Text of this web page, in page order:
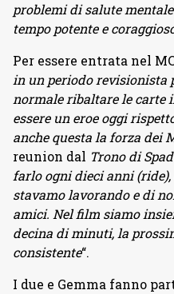
problemi di salute
tempo potente e
Per essere entrata nel
in un periodo revisionista
normale ribaltare le carte
essere un eroe oggi
anche questa la forza dei
reunion dal Trono di
farlo ogni dieci anni
stavamo lavorando e di
amici. Nel film siamo
decina di minuti, la
consistente“.
I due e Gemma fanno